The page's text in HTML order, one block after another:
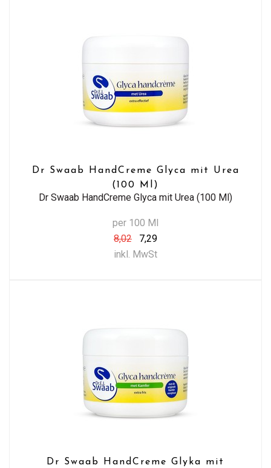
Dr Swaab HandCreme Glyca mit Urea
(100 Ml)
Dr Swaab HandCreme Glyca mit Urea (100 Ml)
per 100 Ml
8,02
7,29
inkl. MwSt
Dr Swaab HandCreme Glyka mit